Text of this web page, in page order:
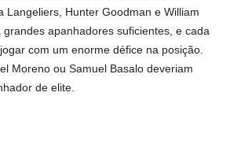
Langeliers, Hunter Goodman e William
apanhadores suficientes, e cada
com um enorme défice na posição.
Moreno ou Samuel Basalo deveriam
de elite.